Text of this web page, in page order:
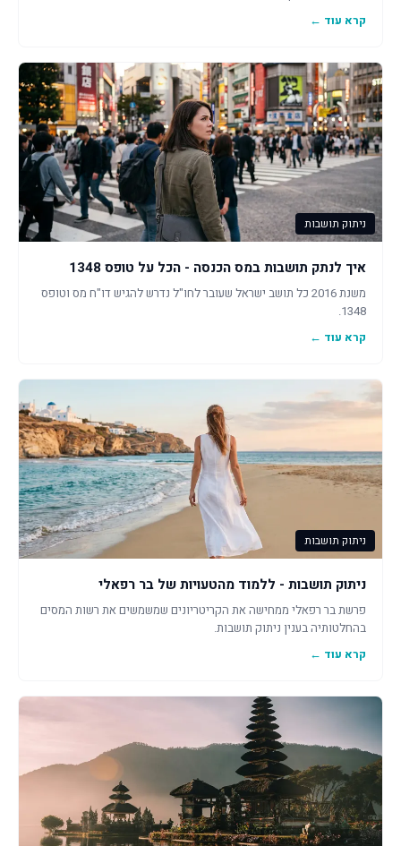
קרא עוד ←
ניתוק תושבות
איך לנתק תושבות במס הכנסה - הכל על טופס 1348
משנת 2016 כל תושב ישראל שעובר לחו"ל נדרש להגיש דו"ח מס וטופס
1348.
קרא עוד ←
ניתוק תושבות
ניתוק תושבות - ללמוד מהטעויות של בר רפאלי
פרשת בר רפאלי ממחישה את הקריטריונים שמשמשים את רשות המסים
בהחלטותיה בענין ניתוק תושבות.
קרא עוד ←